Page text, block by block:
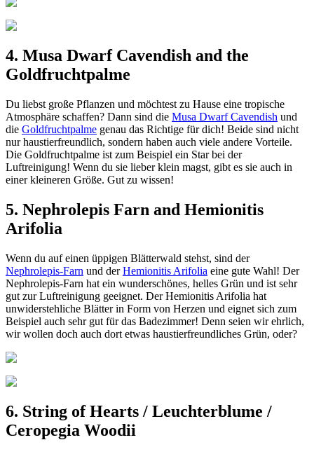
4. Musa Dwarf Cavendish and the
Goldfruchtpalme
Du liebst große Pflanzen und möchtest zu Hause eine tropische
Atmosphäre schaffen? Dann sind die Musa Dwarf Cavendish und
die Goldfruchtpalme genau das Richtige für dich! Beide sind nicht
nur haustierfreundlich, sondern haben auch viele andere Vorteile.
Die Goldfruchtpalme ist zum Beispiel ein Star bei der
Luftreinigung! Wenn du sie lieber klein magst, gibt es sie auch in
einer kleineren Größe. Gut zu wissen!
5. Nephrolepis Farn and Hemionitis
Arifolia
Wenn du auf einen üppigen Blätterwald stehst, sind der
Nephrolepis-Farn und derHemionitis Arifolia eine gute Wahl! Der
Nephrolepis-Farn hat ein wunderschönes, helles Grün und ist sehr
gut zur Luftreinigung geeignet. Der Hemionitis Arifolia hat
unwiderstehliche Blätter in Form von Herzen und eignet sich zum
Beispiel auch sehr gut für das Badezimmer! Denn seien wir ehrlich,
wir wollen doch auch dort etwas haustierfreundliches Grün, oder?
6. String of Hearts / Leuchterblume /
Ceropegia Woodii